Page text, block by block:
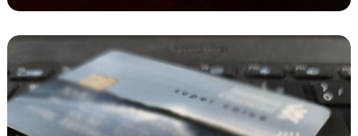
आपके
कार्ड
के
नया